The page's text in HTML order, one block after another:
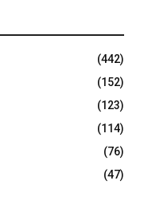
(442)
(152)
(123)
(114)
(76)
(47)